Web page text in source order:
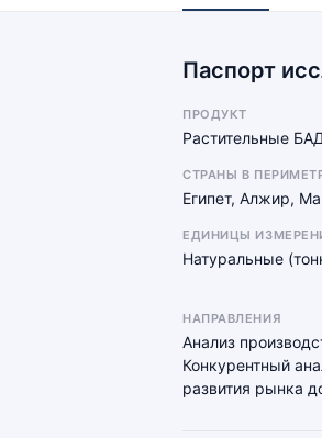
Паспорт
ПРОДУКТ
Растительные
СТРАНЫ В
Египет, Алжир,
ЕДИНИЦЫ
Натуральные
НАПРАВЛЕНИЯ
Анализ
Конкурентный
развития рынка